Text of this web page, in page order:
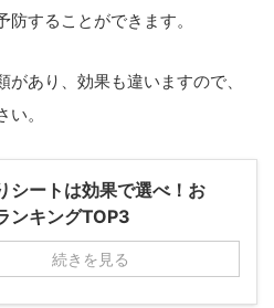
することができます。
あり、効果も違いますので、
。
シートは効果で選べ！お
ンキングTOP3
続きを見る